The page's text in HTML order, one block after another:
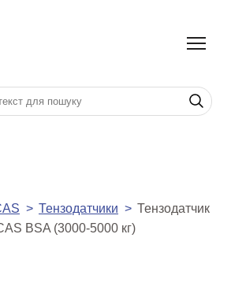
Тензодатчики
Тензодатчик
BSA (3000-5000 кг)